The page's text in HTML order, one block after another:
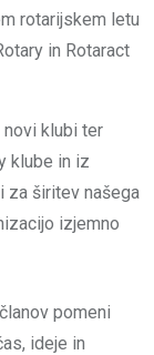
rotarijskem letu
in Rotaract
novi klubi ter
klube in iz
za širitev našega
izjemno
pomeni
ideje in